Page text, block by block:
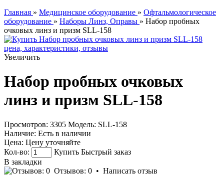
Главная » Медицинское оборудование » Офтальмологическое
оборудование » Наборы Линз, Оправы » Набор пробных
очковых линз и призм SLL-158
Увеличить
Набор пробных очковых
линз и призм SLL-158
Просмотров: 3305 Модель: SLL-158
Наличие: Есть в наличии
Цена: Цену уточняйте
Кол-во:
Купить Быстрый заказ
В закладки
Отзывов: 0 • Написать отзыв